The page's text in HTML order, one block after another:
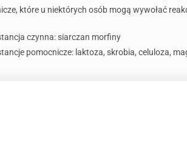
które u niektórych osób mogą wywołać
czynna: siarczan morfiny
pomocnicze: laktoza, skrobia, celuloza,